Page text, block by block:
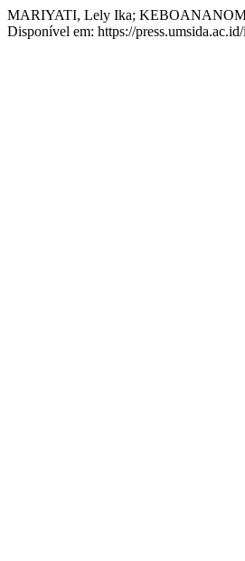
MARIYATI, Lely Ika; KEBOANANOM,
Disponível em: https://